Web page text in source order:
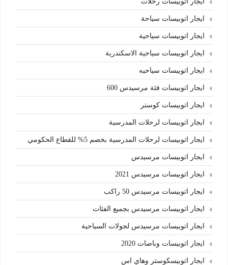
ايجار اتوبيسات سياحة
ايجار اتوبيسات سياحية
ايجار اتوبيسات سياحية الاسكندرية
ايجار اتوبيسات سياحيه
ايجار اتوبيسات فئة مرسيدس 600
ايجار اتوبيسات كوستر
ايجار اتوبيسات لرحلات المدرسية
ايجار اتوبيسات لرحلات المدرسية بخصم 5% للقطاع الحكومي
ايجار اتوبيسات مرسيدس
ايجار اتوبيسات مرسيدس 2021
ايجار اتوبيسات مرسيدس 50 راكب
ايجار اتوبيسات مرسيدس بجميع الفئات
ايجار اتوبيسات مرسيدس لجولات السياحية
ايجار اتوبيسات وباصات 2020
ايجار اتوبيسكوستر وهاي اس